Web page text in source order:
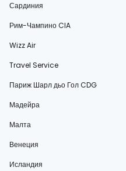
Сардиния
Рим-Чампино CIA
Wizz Air
Travel Service
Париж Шарл дьо Гол CDG
Мадейра
Малта
Венеция
Исландия